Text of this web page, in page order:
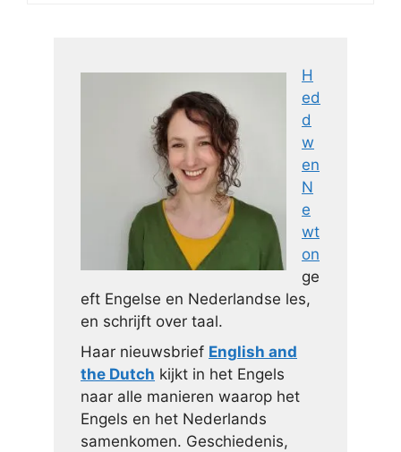
H
ed
d
w
en
N
e
wt
on
ge
eft Engelse en Nederlandse les,
en schrijft over taal.
Haar nieuwsbrief English and
the Dutch kijkt in het Engels
naar alle manieren waarop het
Engels en het Nederlands
samenkomen. Geschiedenis,